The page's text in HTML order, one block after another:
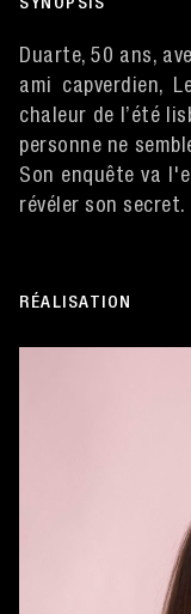
SYNOPSIS
Duarte, 50 ans,
ami capverdien,
chaleur de l’été
personne ne
Son enquête va
révéler son secret.
RÉALISATION